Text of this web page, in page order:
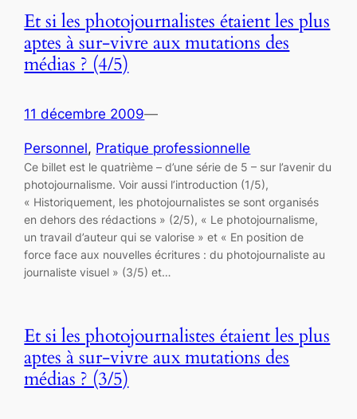
Et si les photojournalistes étaient les plus
aptes à sur-vivre aux mutations des
médias ? (4/5)
11 décembre 2009—
Personnel, Pratique professionnelle
Ce billet est le quatrième – d’une série de 5 – sur l’avenir du
photojournalisme. Voir aussi l’introduction (1/5),
« Historiquement, les photojournalistes se sont organisés
en dehors des rédactions » (2/5), « Le photojournalisme,
un travail d’auteur qui se valorise » et « En position de
force face aux nouvelles écritures : du photojournaliste au
journaliste visuel » (3/5) et…
Et si les photojournalistes étaient les plus
aptes à sur-vivre aux mutations des
médias ? (3/5)